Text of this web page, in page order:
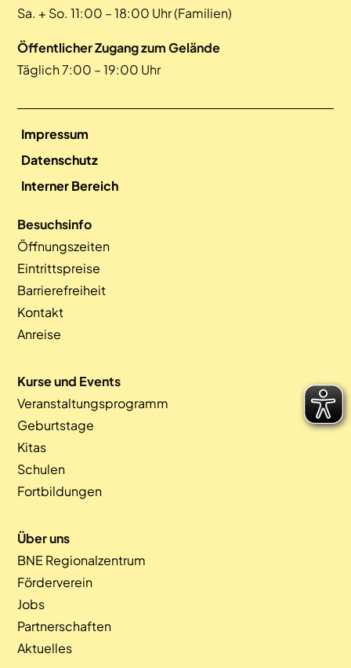
Sa. + So. 11:00 – 18:00 Uhr (Familien)
Öffentlicher Zugang zum Gelände
Täglich 7:00 – 19:00 Uhr
Impressum
Datenschutz
Interner Bereich
Besuchsinfo
Öffnungszeiten
Eintrittspreise
Barrierefreiheit
Kontakt
Anreise
Kurse und Events
Veranstaltungsprogramm
Geburtstage
Kitas
Schulen
Fortbildungen
Über uns
BNE Regionalzentrum
Förderverein
Jobs
Partnerschaften
Aktuelles